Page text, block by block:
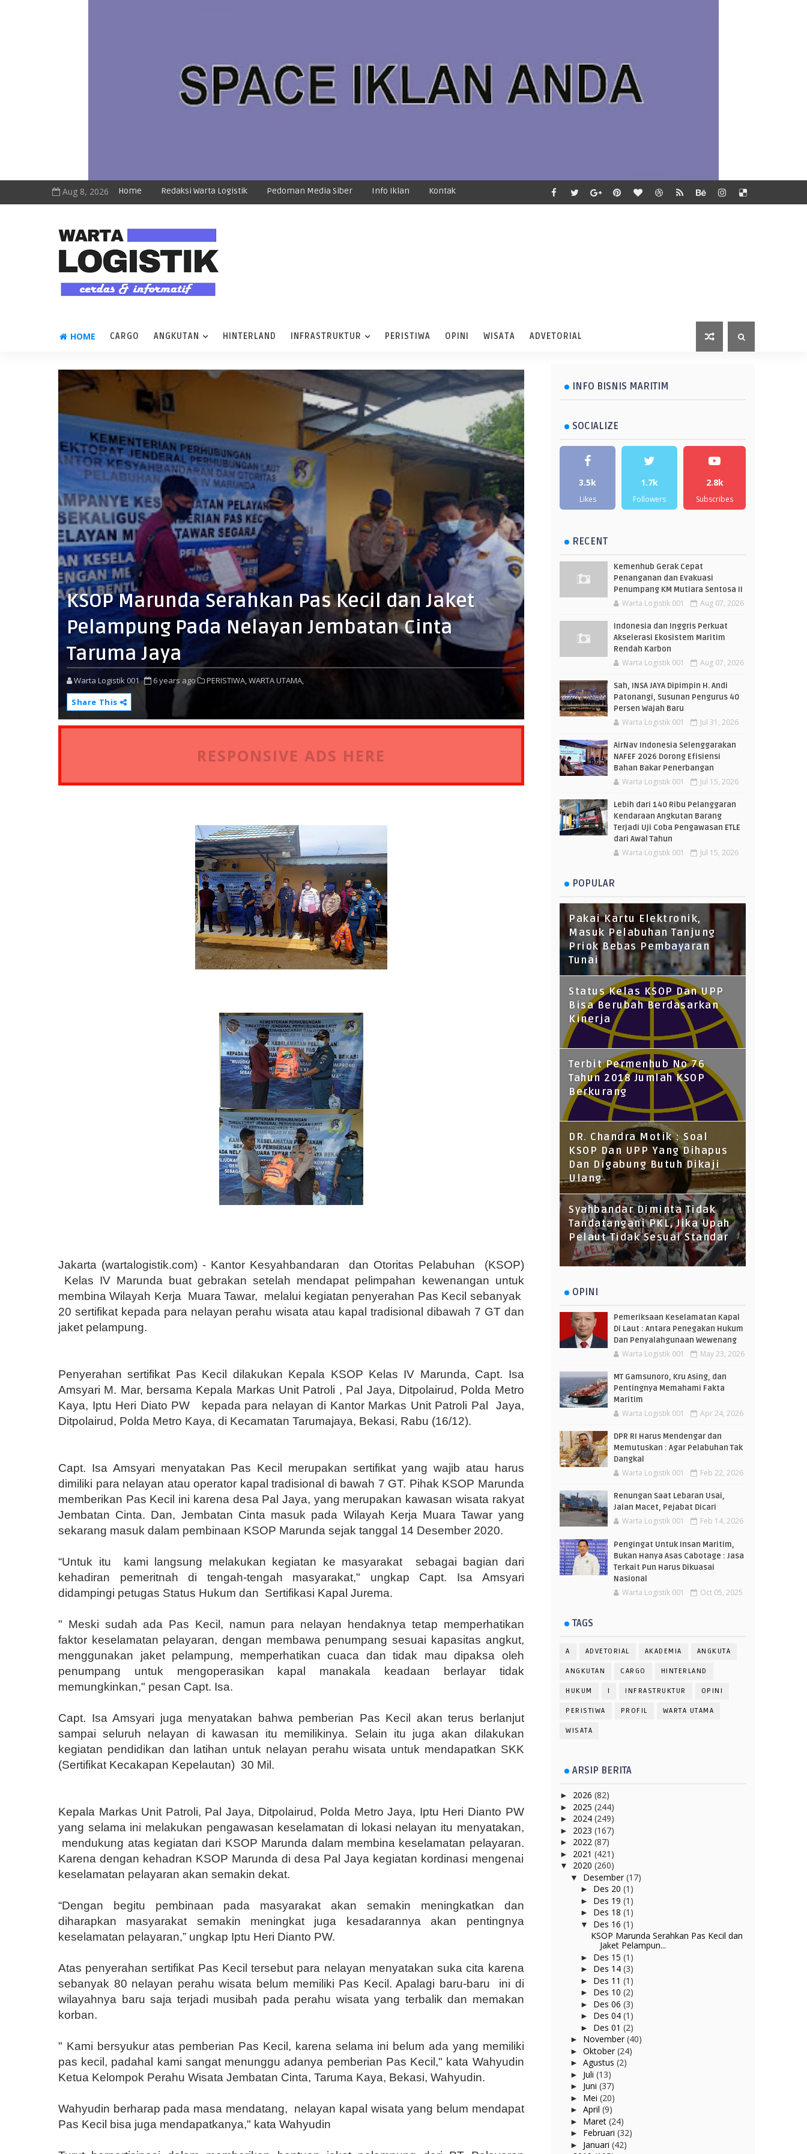
Aug 8, 2026 Home Redaksi Warta Logistik Pedoman Media Siber Info Iklan Kontak
HOME CARGO ANGKUTAN HINTERLAND INFRASTRUKTUR PERISTIWA OPINI WISATA ADVETORIAL
KSOP Marunda Serahkan Pas Kecil dan Jaket
Pelampung Pada Nelayan Jembatan Cinta
Taruma Jaya
Warta Logistik 001 6 years ago PERISTIWA,WARTA UTAMA,
Share This
RESPONSIVE ADS HERE
Jakarta (wartalogistik.com) - Kantor Kesyahbandaran dan Otoritas Pelabuhan
(KSOP)
Kelas IV Marunda buat gebrakan setelah mendapat pelimpahan kewenangan untuk
membina Wilayah Kerja
Muara Tawar,
melalui kegiatan penyerahan Pas Kecil sebanyak
20 sertifikat kepada para nelayan perahu wisata atau kapal tradisional dibawah 7 GT dan
jaket pelampung.
Penyerahan sertifikat Pas Kecil dilakukan Kepala KSOP Kelas IV Marunda, Capt. Isa
Amsyari M. Mar, bersama Kepala Markas Unit Patroli , Pal Jaya, Ditpolairud, Polda Metro
Kaya, Iptu Heri Diato PW
kepada para nelayandi Kantor Markas Unit Patroli Pal
Jaya,
Ditpolairud, Polda Metro Kaya, di Kecamatan Tarumajaya, Bekasi, Rabu (16/12).
Capt. Isa Amsyari menyatakan Pas Kecil merupakan sertifikat yang wajib atau harus
dimiliki para nelayan atau operator kapal tradisional di bawah 7 GT. Pihak KSOP Marunda
memberikan Pas Kecil ini karena desa Pal Jaya, yang merupakan kawasan wisata rakyat
Jembatan Cinta. Dan, Jembatan Cinta masuk pada Wilayah Kerja Muara Tawar yang
sekarang masuk dalam pembinaan KSOP Marunda sejak tanggal 14 Desember 2020.
“Untuk itu kami langsung melakukan kegiatan ke masyarakat
sebagai bagian dari
kehadiran pemeritnah di tengah-tengah masyarakat," ungkap Capt. Isa Amsyari
didampingi petugas Status Hukum dan Sertifikasi Kapal Jurema.
" Meski sudah ada Pas Kecil, namun para nelayan hendaknya tetap memperhatikan
faktor keselamatan pelayaran, dengan membawa penumpang sesuai kapasitas angkut,
menggunakan jaket pelampung, memperhatikan cuaca dan tidak mau dipaksa oleh
penumpang untuk mengoperasikan kapal manakala keadaan berlayar tidak
memungkinkan," pesan Capt. Isa.
Capt. Isa Amsyari juga menyatakan bahwa pemberian Pas Kecil akan terus berlanjut
sampai seluruh nelayan di kawasan itu memilikinya. Selain itu juga akan dilakukan
kegiatan pendidikan dan latihan untuk nelayan perahu wisata untuk mendapatkan SKK
(Sertifikat Kecakapan Kepelautan) 30 Mil.
Kepala Markas Unit Patroli, Pal Jaya, Ditpolairud, Polda Metro Jaya, Iptu Heri Dianto PW
yang selama ini melakukan pengawasan keselamatan di lokasi nelayan itu menyatakan,
mendukung atas kegiatan dari KSOP Marunda dalam membina keselamatan pelayaran.
Karena dengan kehadran KSOP Marunda di desa Pal Jaya kegiatan kordinasi mengenai
keselamatan pelayaran akan semakin dekat.
“Dengan begitu pembinaan pada masyarakat akan semakin meningkatkan dan
diharapkan masyarakat semakin meningkat juga kesadarannya akan pentingnya
keselamatan pelayaran,” ungkap Iptu Heri Dianto PW.
Atas penyerahan sertifikat Pas Kecil tersebut para nelayan menyatakan suka cita karena
sebanyak 80 nelayan perahu wisata belum memiliki Pas Kecil. Apalagi baru-baru
ini di
wilayahnya baru saja terjadi musibah pada perahu wisata yang terbalik dan memakan
korban.
" Kami bersyukur atas pemberian Pas Kecil, karena selama ini belum ada yang memiliki
pas kecil, padahal kami sangat menunggu adanya pemberian Pas Kecil," kata Wahyudin
Ketua Kelompok Perahu Wisata Jembatan Cinta, Taruma Kaya, Bekasi, Wahyudin.
Wahyudin berharap pada masa mendatang,
nelayan kapal wisata yang belum mendapat
Pas Kecil bisa juga mendapatkanya," kata Wahyudin
INFO BISNIS MARITIM
SOCIALIZE
3.5k
Likes
1.7k
Followers
2.8k
Subscribes
RECENT
Kemenhub Gerak Cepat
Penanganan dan Evakuasi
Penumpang KM Mutiara Sentosa II
Warta Logistik 001 Aug 07, 2026
Indonesia dan Inggris Perkuat
Akselerasi Ekosistem Maritim
Rendah Karbon
Warta Logistik 001 Aug 07, 2026
Sah, INSA JAYA Dipimpin H. Andi
Patonangi, Susunan Pengurus 40
Persen Wajah Baru
Warta Logistik 001 Jul 31, 2026
AirNav Indonesia Selenggarakan
NAFEF 2026 Dorong Efisiensi
Bahan Bakar Penerbangan
Warta Logistik 001 Jul 15, 2026
Lebih dari 140 Ribu Pelanggaran
Kendaraan Angkutan Barang
Terjadi Uji Coba Pengawasan ETLE
dari Awal Tahun
Warta Logistik 001 Jul 15, 2026
POPULAR
Pakai Kartu Elektronik,
Masuk Pelabuhan Tanjung
Priok Bebas Pembayaran
Tunai
Status Kelas KSOP Dan UPP
Bisa Berubah Berdasarkan
Kinerja
Terbit Permenhub No 76
Tahun 2018 Jumlah KSOP
Berkurang
DR. Chandra Motik : Soal
KSOP Dan UPP Yang Dihapus
Dan Digabung Butuh Dikaji
Ulang
Syahbandar Diminta Tidak
Tandatangani PKL, Jika Upah
Pelaut Tidak Sesuai Standar
OPINI
Pemeriksaan Keselamatan Kapal
Di Laut : Antara Penegakan Hukum
Dan Penyalahgunaan Wewenang
Warta Logistik 001 May 23, 2026
MT Gamsunoro, Kru Asing, dan
Pentingnya Memahami Fakta
Maritim
Warta Logistik 001 Apr 24, 2026
DPR RI Harus Mendengar dan
Memutuskan : Agar Pelabuhan Tak
Dangkal
Warta Logistik 001 Feb 22, 2026
Renungan Saat Lebaran Usai,
Jalan Macet, Pejabat Dicari
Warta Logistik 001 Feb 14, 2026
Pengingat Untuk Insan Maritim,
Bukan Hanya Asas Cabotage : Jasa
Terkait Pun Harus Dikuasai
Nasional
Warta Logistik 001 Oct 05, 2025
TAGS
A ADVETORIAL AKADEMIA ANGKUTA
ANGKUTAN CARGO HINTERLAND
HUKUM I INFRASTRUKTUR OPINI
PERISTIWA PROFIL WARTA UTAMA
WISATA
ARSIP BERITA
► 2026 (82)
► 2025 (244)
► 2024 (249)
► 2023 (167)
► 2022 (87)
► 2021 (421)
▼ 2020 (260)
▼ Desember(17)
► Des 20 (1)
► Des 19 (1)
► Des 18 (1)
▼ Des 16 (1)
KSOP Marunda Serahkan Pas Kecil dan
Jaket Pelampun...
► Des 15 (1)
► Des 14 (3)
► Des 11 (1)
► Des 10 (2)
► Des 06 (3)
► Des 04 (1)
► Des 01 (2)
► November(40)
► Oktober(24)
► Agustus (2)
► Juli (13)
► Juni (37)
► Mei (20)
► April (9)
► Maret (24)
► Februari (32)
► Januari (42)